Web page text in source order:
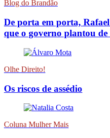
Blog do Brandão
De porta em porta, Rafael
que o governo plantou
Olhe Direito!
Os riscos de assédio
Coluna Mulher Mais